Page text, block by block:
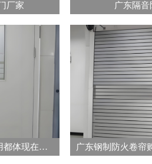
厂家 广东隔
广东钢制甲级防火门的作用都体现在哪些方面